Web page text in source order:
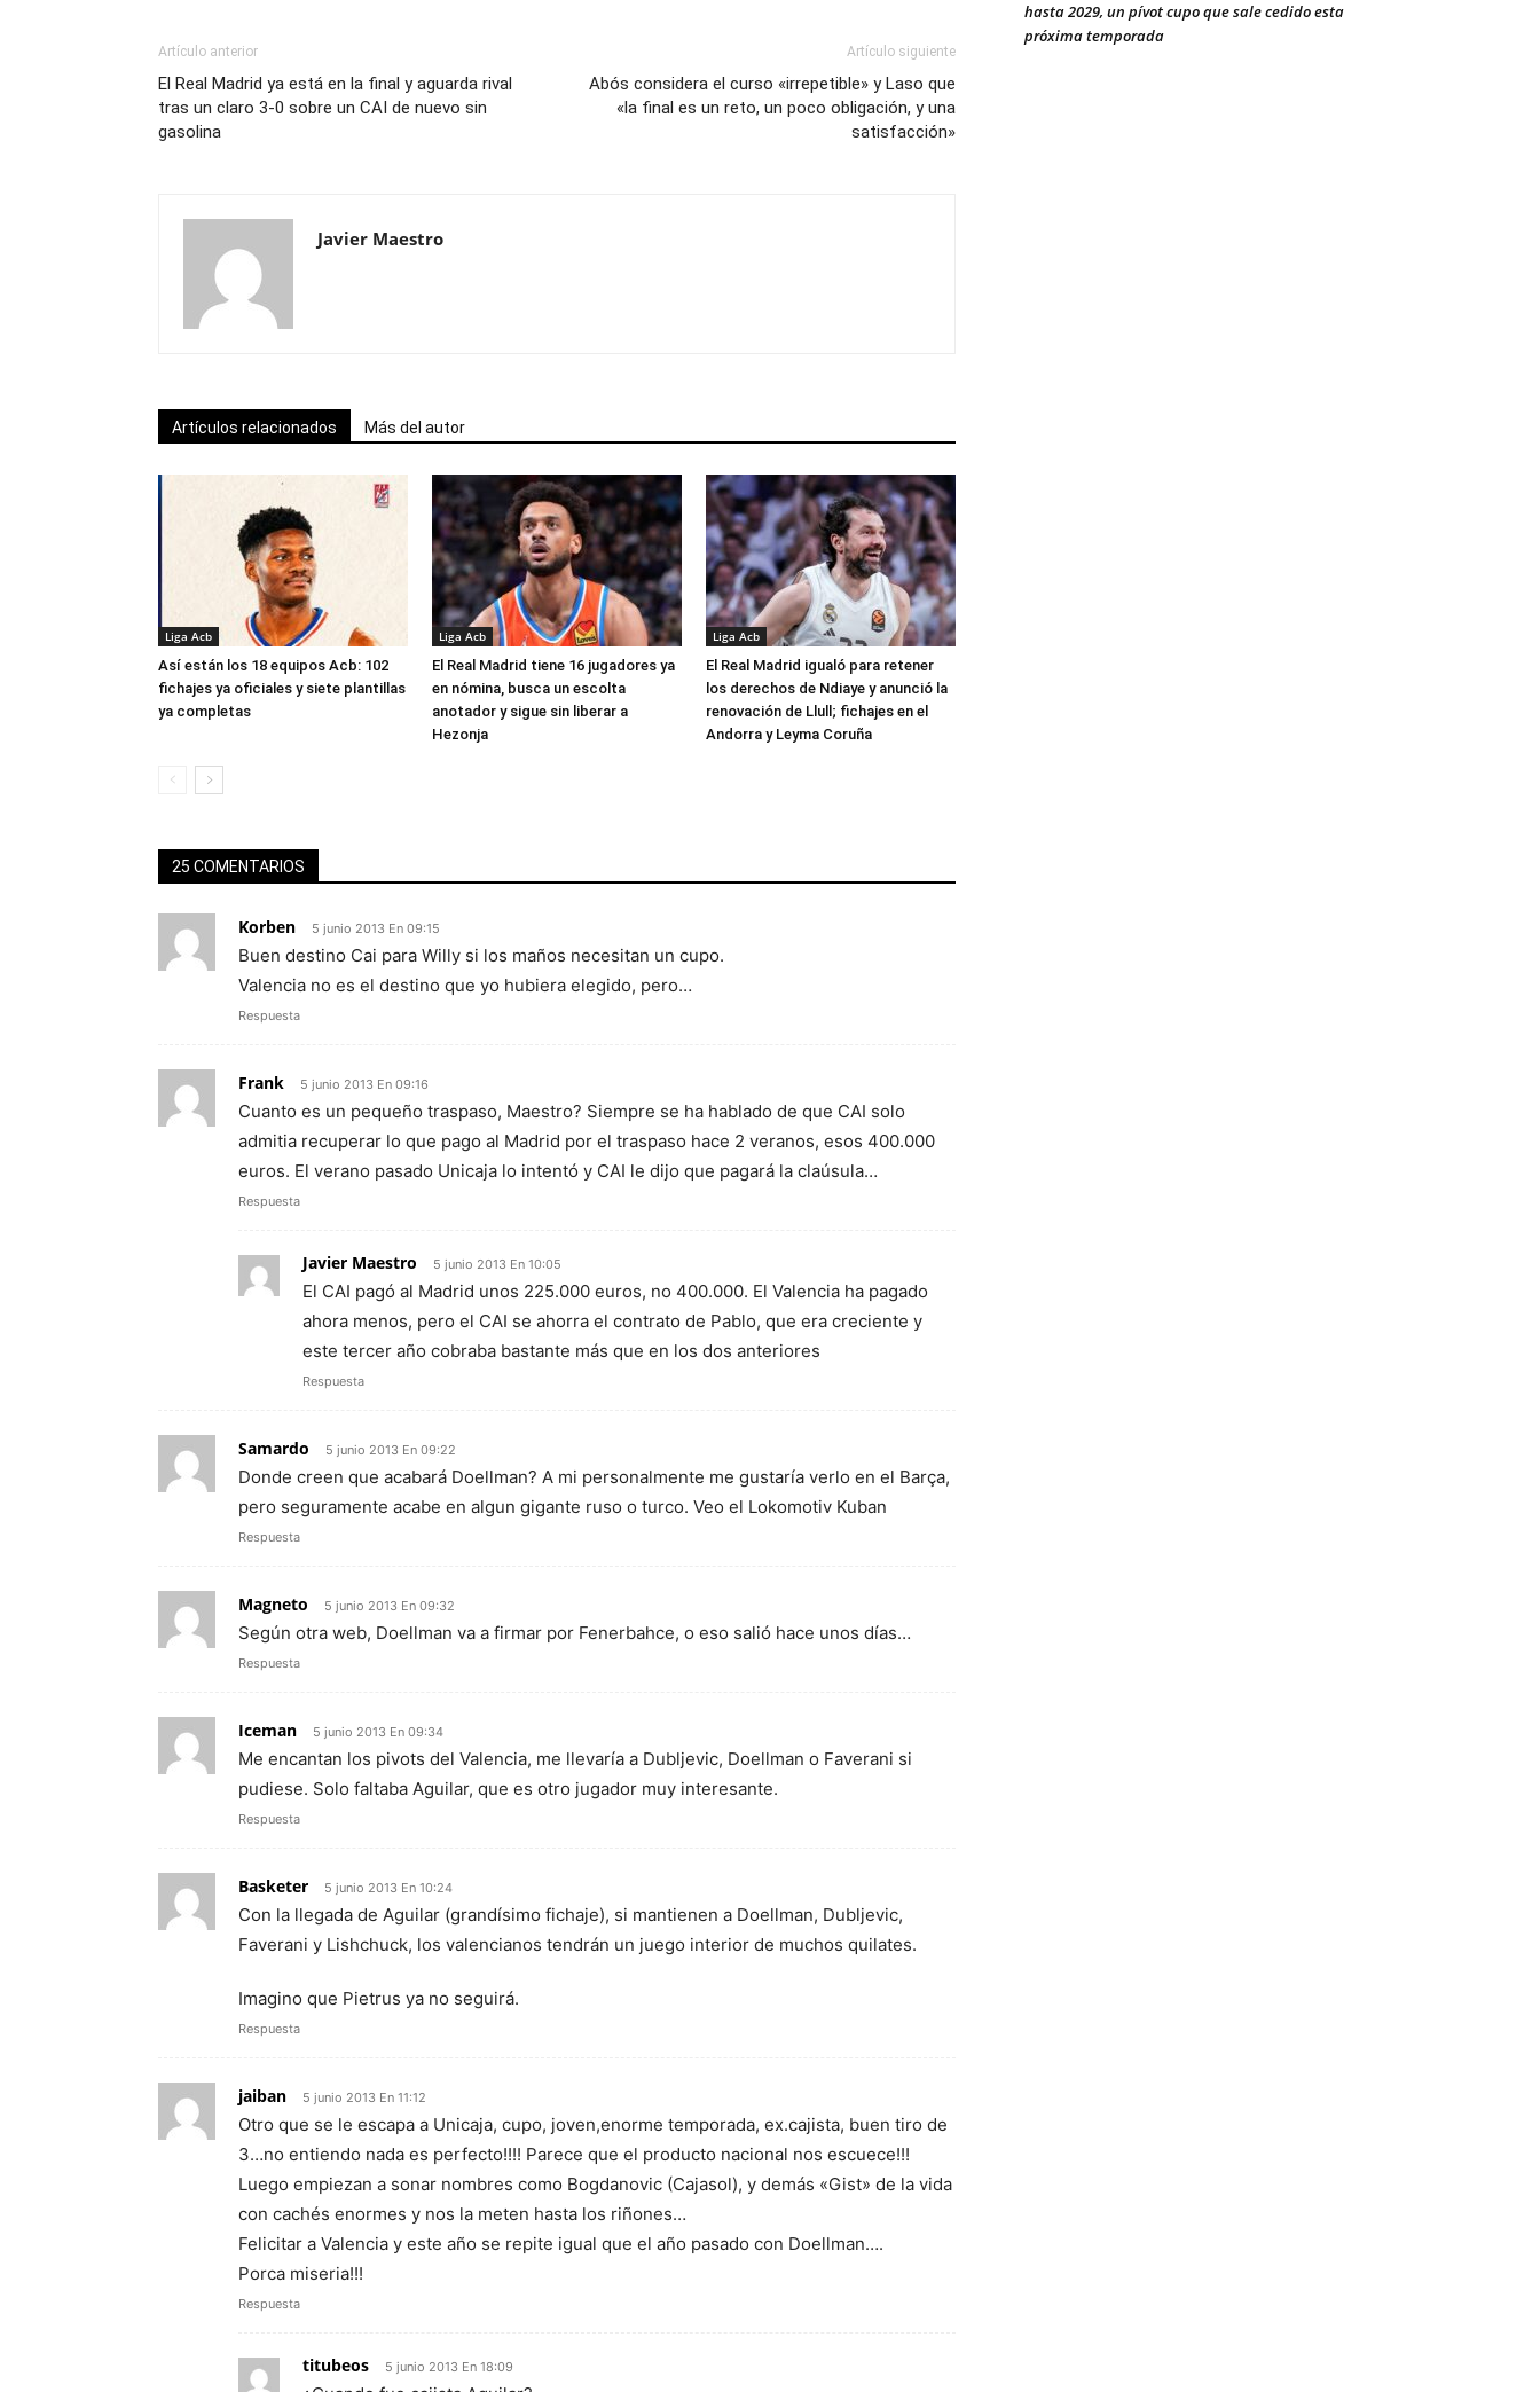
Artículo anterior
El Real Madrid ya está en la final y aguarda rival
tras un claro 3-0 sobre un CAI de nuevo sin
gasolina
Artículo siguiente
Abós considera el curso «irrepetible» y Laso que
«la final es un reto, un poco obligación, y una
satisfacción»
Javier Maestro
Artículos relacionados Más del autor
Liga Acb
Así están los 18 equipos Acb: 102
fichajes ya oficiales y siete plantillas
ya completas
Liga Acb
El Real Madrid tiene 16 jugadores ya
en nómina, busca un escolta
anotador y sigue sin liberar a
Hezonja
Liga Acb
El Real Madrid igualó para retener
los derechos de Ndiaye y anunció la
renovación de Llull; fichajes en el
Andorra y Leyma Coruña
25 COMENTARIOS
Korben 5 junio 2013 En 09:15
Buen destino Cai para Willy si los maños necesitan un cupo.
Valencia no es el destino que yo hubiera elegido, pero…
Respuesta
Frank 5 junio 2013 En 09:16
Cuanto es un pequeño traspaso, Maestro? Siempre se ha hablado de que CAI solo
admitia recuperar lo que pago al Madrid por el traspaso hace 2 veranos, esos 400.000
euros. El verano pasado Unicaja lo intentó y CAI le dijo que pagará la claúsula…
Respuesta
Javier Maestro 5 junio 2013 En 10:05
El CAI pagó al Madrid unos 225.000 euros, no 400.000. El Valencia ha pagado
ahora menos, pero el CAI se ahorra el contrato de Pablo, que era creciente y
este tercer año cobraba bastante más que en los dos anteriores
Respuesta
Samardo 5 junio 2013 En 09:22
Donde creen que acabará Doellman? A mi personalmente me gustaría verlo en el Barça,
pero seguramente acabe en algun gigante ruso o turco. Veo el Lokomotiv Kuban
Respuesta
Magneto 5 junio 2013 En 09:32
Según otra web, Doellman va a firmar por Fenerbahce, o eso salió hace unos días…
Respuesta
Iceman 5 junio 2013 En 09:34
Me encantan los pivots del Valencia, me llevaría a Dubljevic, Doellman o Faverani si
pudiese. Solo faltaba Aguilar, que es otro jugador muy interesante.
Respuesta
Basketer 5 junio 2013 En 10:24
Con la llegada de Aguilar (grandísimo fichaje), si mantienen a Doellman, Dubljevic,
Faverani y Lishchuck, los valencianos tendrán un juego interior de muchos quilates.
Imagino que Pietrus ya no seguirá.
Respuesta
jaiban 5 junio 2013 En 11:12
Otro que se le escapa a Unicaja, cupo, joven,enorme temporada, ex.cajista, buen tiro de
3…no entiendo nada es perfecto!!!! Parece que el producto nacional nos escuece!!!
Luego empiezan a sonar nombres como Bogdanovic (Cajasol), y demás «Gist» de la vida
con cachés enormes y nos la meten hasta los riñones…
Felicitar a Valencia y este año se repite igual que el año pasado con Doellman….
Porca miseria!!!
Respuesta
titubeos 5 junio 2013 En 18:09
hasta 2029, un pívot cupo que sale cedido esta
próxima temporada